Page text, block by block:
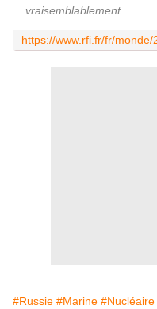
vraisemblablement ...
#Russie #Marine #Nucléaire